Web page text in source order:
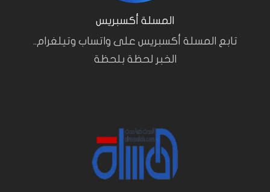
المسلة أكسبريس
تابع المسلة أكسبريس على واتساب وتيلغرام..
الخبر لحظة بلحظة